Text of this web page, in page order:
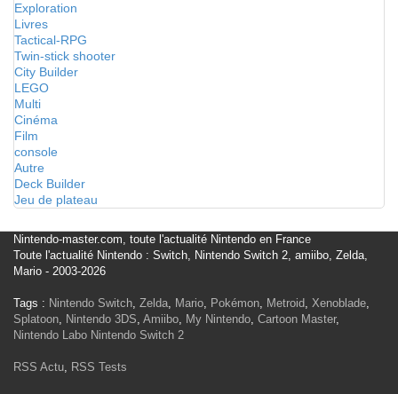
Exploration
Livres
Tactical-RPG
Twin-stick shooter
City Builder
LEGO
Multi
Cinéma
Film
console
Autre
Deck Builder
Jeu de plateau
Nintendo-master.com, toute l'actualité Nintendo en France
Toute l'actualité Nintendo : Switch, Nintendo Switch 2, amiibo, Zelda,
Mario - 2003-2026
Tags : Nintendo Switch, Zelda, Mario, Pokémon, Metroid, Xenoblade,
Splatoon, Nintendo 3DS, Amiibo, My Nintendo, Cartoon Master,
Nintendo Labo Nintendo Switch 2
RSS Actu, RSS Tests